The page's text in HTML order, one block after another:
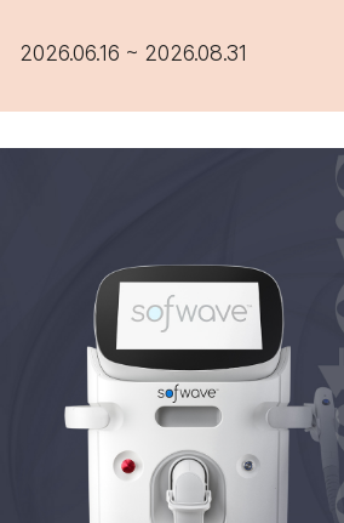
2026.06.16 ~ 2026.08.31